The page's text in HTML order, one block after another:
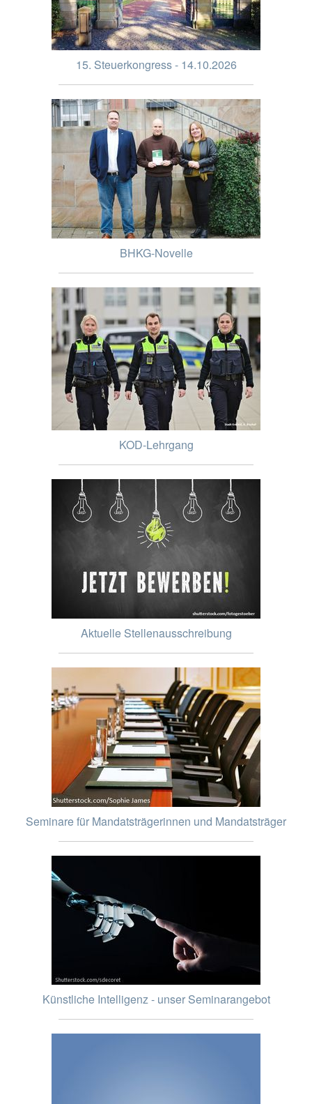
15. Steuerkongress - 14.10.2026
BHKG-Novelle
KOD-Lehrgang
Aktuelle Stellenausschreibung
Seminare für Mandatsträgerinnen und Mandatsträger
Künstliche Intelligenz - unser Seminarangebot